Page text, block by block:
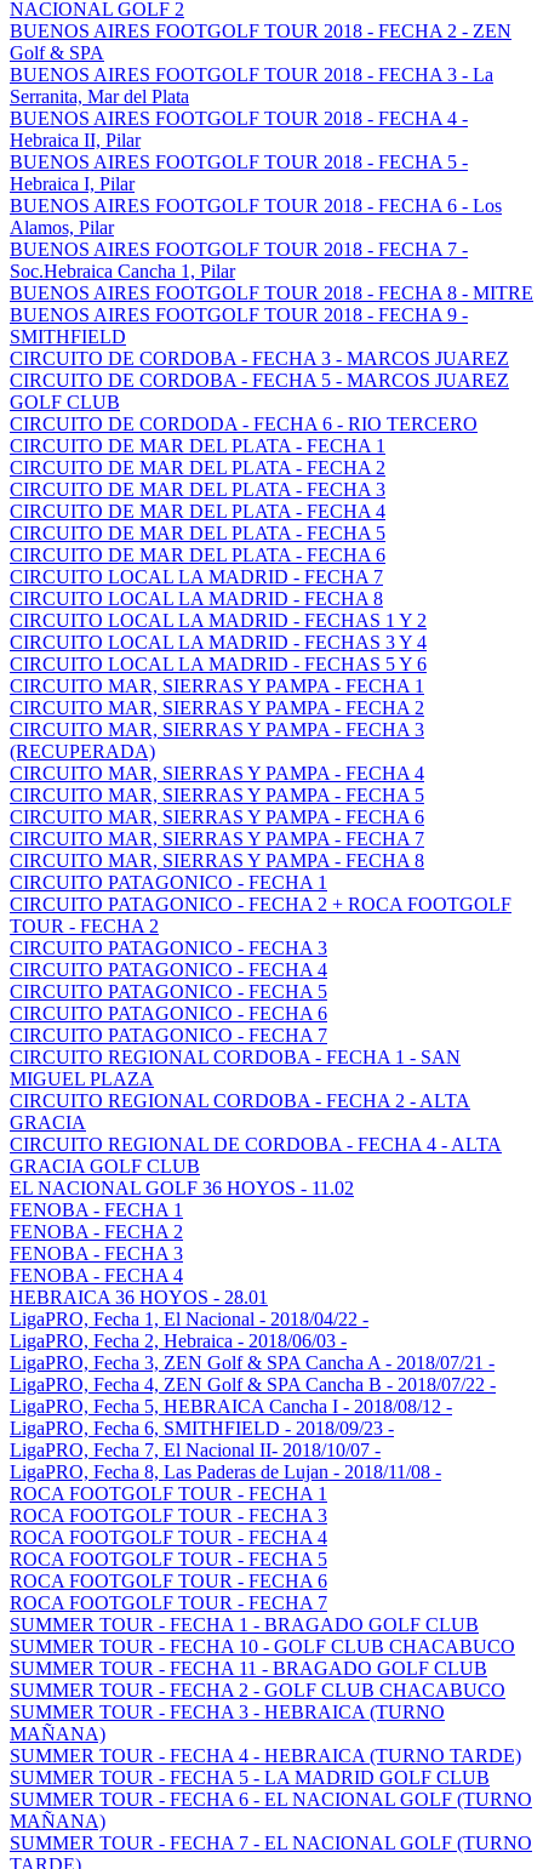
NACIONAL GOLF 2
BUENOS AIRES FOOTGOLF TOUR 2018 - FECHA 2 - ZEN
Golf & SPA
BUENOS AIRES FOOTGOLF TOUR 2018 - FECHA 3 - La
Serranita, Mar del Plata
BUENOS AIRES FOOTGOLF TOUR 2018 - FECHA 4 -
Hebraica II, Pilar
BUENOS AIRES FOOTGOLF TOUR 2018 - FECHA 5 -
Hebraica I, Pilar
BUENOS AIRES FOOTGOLF TOUR 2018 - FECHA 6 - Los
Alamos, Pilar
BUENOS AIRES FOOTGOLF TOUR 2018 - FECHA 7 -
Soc.Hebraica Cancha 1, Pilar
BUENOS AIRES FOOTGOLF TOUR 2018 - FECHA 8 - MITRE
BUENOS AIRES FOOTGOLF TOUR 2018 - FECHA 9 -
SMITHFIELD
CIRCUITO DE CORDOBA - FECHA 3 - MARCOS JUAREZ
CIRCUITO DE CORDOBA - FECHA 5 - MARCOS JUAREZ
GOLF CLUB
CIRCUITO DE CORDODA - FECHA 6 - RIO TERCERO
CIRCUITO DE MAR DEL PLATA - FECHA 1
CIRCUITO DE MAR DEL PLATA - FECHA 2
CIRCUITO DE MAR DEL PLATA - FECHA 3
CIRCUITO DE MAR DEL PLATA - FECHA 4
CIRCUITO DE MAR DEL PLATA - FECHA 5
CIRCUITO DE MAR DEL PLATA - FECHA 6
CIRCUITO LOCAL LA MADRID - FECHA 7
CIRCUITO LOCAL LA MADRID - FECHA 8
CIRCUITO LOCAL LA MADRID - FECHAS 1 Y 2
CIRCUITO LOCAL LA MADRID - FECHAS 3 Y 4
CIRCUITO LOCAL LA MADRID - FECHAS 5 Y 6
CIRCUITO MAR, SIERRAS Y PAMPA - FECHA 1
CIRCUITO MAR, SIERRAS Y PAMPA - FECHA 2
CIRCUITO MAR, SIERRAS Y PAMPA - FECHA 3
(RECUPERADA)
CIRCUITO MAR, SIERRAS Y PAMPA - FECHA 4
CIRCUITO MAR, SIERRAS Y PAMPA - FECHA 5
CIRCUITO MAR, SIERRAS Y PAMPA - FECHA 6
CIRCUITO MAR, SIERRAS Y PAMPA - FECHA 7
CIRCUITO MAR, SIERRAS Y PAMPA - FECHA 8
CIRCUITO PATAGONICO - FECHA 1
CIRCUITO PATAGONICO - FECHA 2 + ROCA FOOTGOLF
TOUR - FECHA 2
CIRCUITO PATAGONICO - FECHA 3
CIRCUITO PATAGONICO - FECHA 4
CIRCUITO PATAGONICO - FECHA 5
CIRCUITO PATAGONICO - FECHA 6
CIRCUITO PATAGONICO - FECHA 7
CIRCUITO REGIONAL CORDOBA - FECHA 1 - SAN
MIGUEL PLAZA
CIRCUITO REGIONAL CORDOBA - FECHA 2 - ALTA
GRACIA
CIRCUITO REGIONAL DE CORDOBA - FECHA 4 - ALTA
GRACIA GOLF CLUB
EL NACIONAL GOLF 36 HOYOS - 11.02
FENOBA - FECHA 1
FENOBA - FECHA 2
FENOBA - FECHA 3
FENOBA - FECHA 4
HEBRAICA 36 HOYOS - 28.01
LigaPRO, Fecha 1, El Nacional - 2018/04/22 -
LigaPRO, Fecha 2, Hebraica - 2018/06/03 -
LigaPRO, Fecha 3, ZEN Golf & SPA Cancha A - 2018/07/21 -
LigaPRO, Fecha 4, ZEN Golf & SPA Cancha B - 2018/07/22 -
LigaPRO, Fecha 5, HEBRAICA Cancha I - 2018/08/12 -
LigaPRO, Fecha 6, SMITHFIELD - 2018/09/23 -
LigaPRO, Fecha 7, El Nacional II- 2018/10/07 -
LigaPRO, Fecha 8, Las Paderas de Lujan - 2018/11/08 -
ROCA FOOTGOLF TOUR - FECHA 1
ROCA FOOTGOLF TOUR - FECHA 3
ROCA FOOTGOLF TOUR - FECHA 4
ROCA FOOTGOLF TOUR - FECHA 5
ROCA FOOTGOLF TOUR - FECHA 6
ROCA FOOTGOLF TOUR - FECHA 7
SUMMER TOUR - FECHA 1 - BRAGADO GOLF CLUB
SUMMER TOUR - FECHA 10 - GOLF CLUB CHACABUCO
SUMMER TOUR - FECHA 11 - BRAGADO GOLF CLUB
SUMMER TOUR - FECHA 2 - GOLF CLUB CHACABUCO
SUMMER TOUR - FECHA 3 - HEBRAICA (TURNO
MAÑANA)
SUMMER TOUR - FECHA 4 - HEBRAICA (TURNO TARDE)
SUMMER TOUR - FECHA 5 - LA MADRID GOLF CLUB
SUMMER TOUR - FECHA 6 - EL NACIONAL GOLF (TURNO
MAÑANA)
SUMMER TOUR - FECHA 7 - EL NACIONAL GOLF (TURNO
TARDE)